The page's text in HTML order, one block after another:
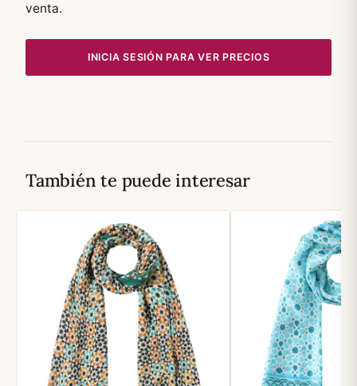
venta.
INICIA SESIÓN PARA VER PRECIOS
También te puede interesar